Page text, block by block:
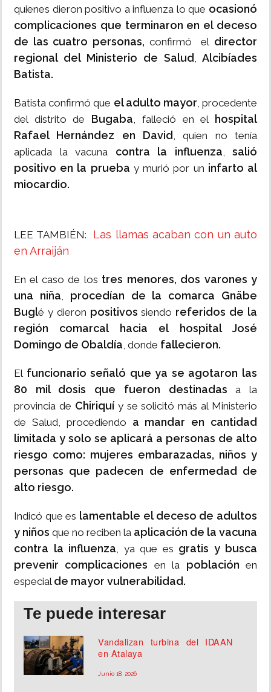
quienes dieron positivo a influenza lo que ocasionó
complicaciones que terminaron en el deceso
de las cuatro personas, confirmó el director
regional del Ministerio de Salud , Alcibíades
Batista.
Batista confirmó que el adulto mayor, procedente
del distrito de Bugaba, falleció en el
hospital
Rafael Hernández en David , quien no tenía
aplicada la vacuna contra la influenza, salió
positivo en la prueba y murió por un infarto al
miocardio.
LEE TAMBIÉN: Las llamas acaban con un auto
en Arraiján
En el caso de los tres menores, dos varones y
una niña, procedían de la comarca Gnäbe
Buglé y dieron positivos siendo referidos de la
región comarcal hacia el hospital José
Domingo de Obaldía, donde fallecieron.
El funcionario señaló que ya se agotaron las
80 mil dosis que fueron destinadas a la
provincia de Chiriquíy se solicitó más al Ministerio
de Salud, procediendo a mandar en cantidad
limitada y solo se aplicará a personas de alto
riesgo como: mujeres embarazadas, niños y
personas que padecen de enfermedad de
alto riesgo.
Indicó que es lamentable el deceso de adultos
y niños que no reciben la aplicación de la vacuna
contra la influenza, ya que es gratis y busca
prevenir complicaciones en la población en
especial de mayor vulnerabilidad.
Te puede interesar
Vandalizan turbina del IDAAN
en Atalaya
Junio 18, 2026